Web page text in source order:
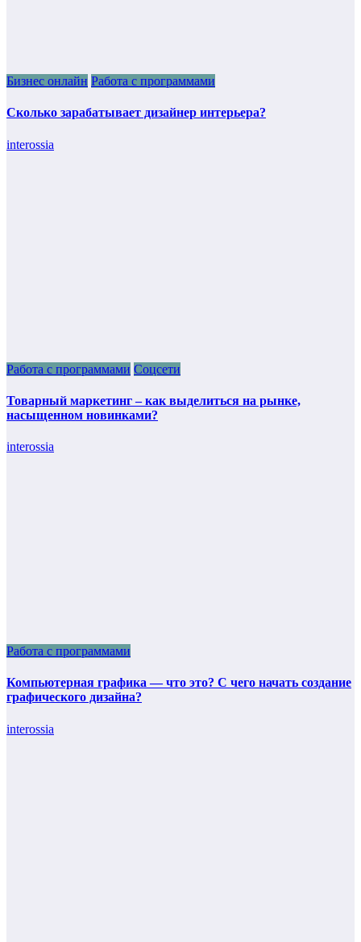
Бизнес онлайн Работа с программами
Сколько зарабатывает дизайнер интерьера?
interossia
Работа с программами Соцсети
Товарный маркетинг – как выделиться на рынке,
насыщенном новинками?
interossia
Работа с программами
Компьютерная графика — что это? С чего начать создание
графического дизайна?
interossia